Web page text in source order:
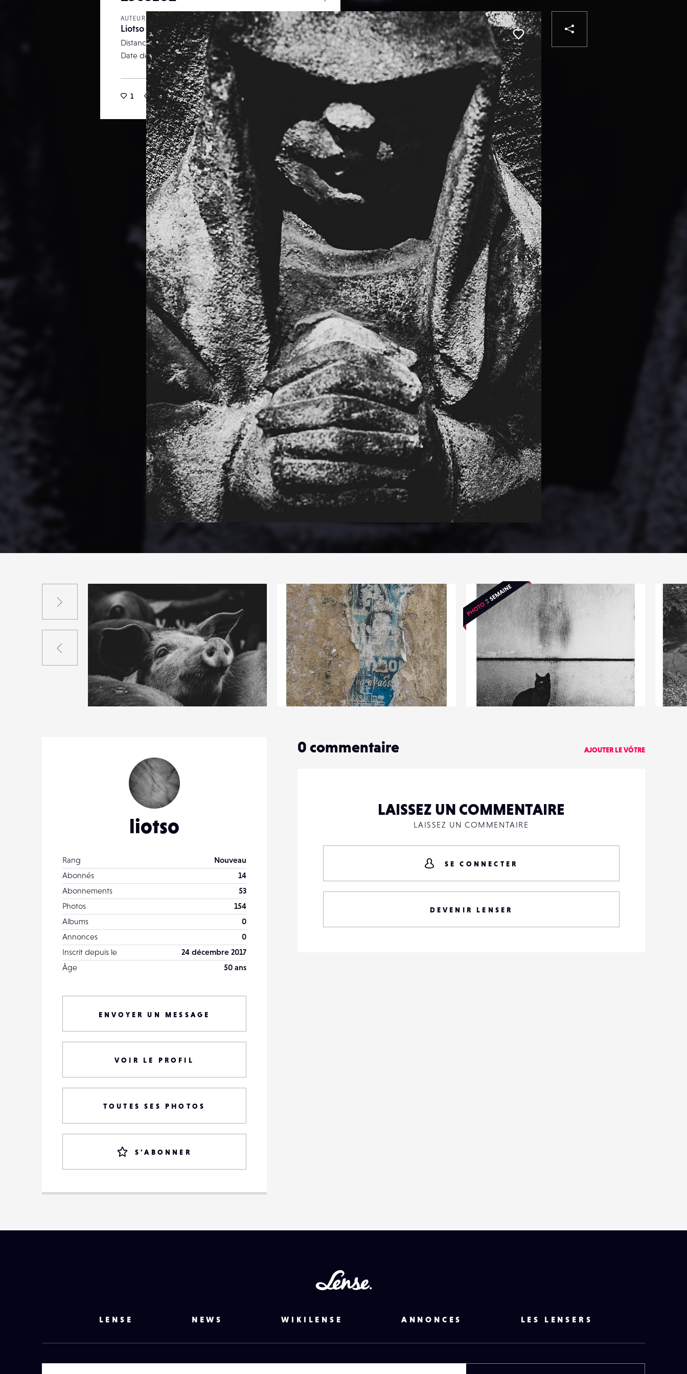
AUTEUR
Liotso
Distance focale
0 mm
Date de publication
16 mars 2020
1 8 0
/
Fermer
Liker
8
3
13
13
129
4
Précédent
liotso
Rang
Nouveau
Abonnés
14
Abonnements
53
Photos
154
Albums
0
Annonces
0
Inscrit depuis le
24 décembre 2017
Âge
50 ans
ENVOYER UN MESSAGE
VOIR LE PROFIL
TOUTES SES PHOTOS
S'ABONNER
0 commentaire AJOUTER LE VÔTRE
LAISSEZ UN COMMENTAIRE
LAISSEZ UN COMMENTAIRE
SE CONNECTER
DEVENIR LENSER
LENSE NEWS WIKILENSE ANNONCES LES LENSERS